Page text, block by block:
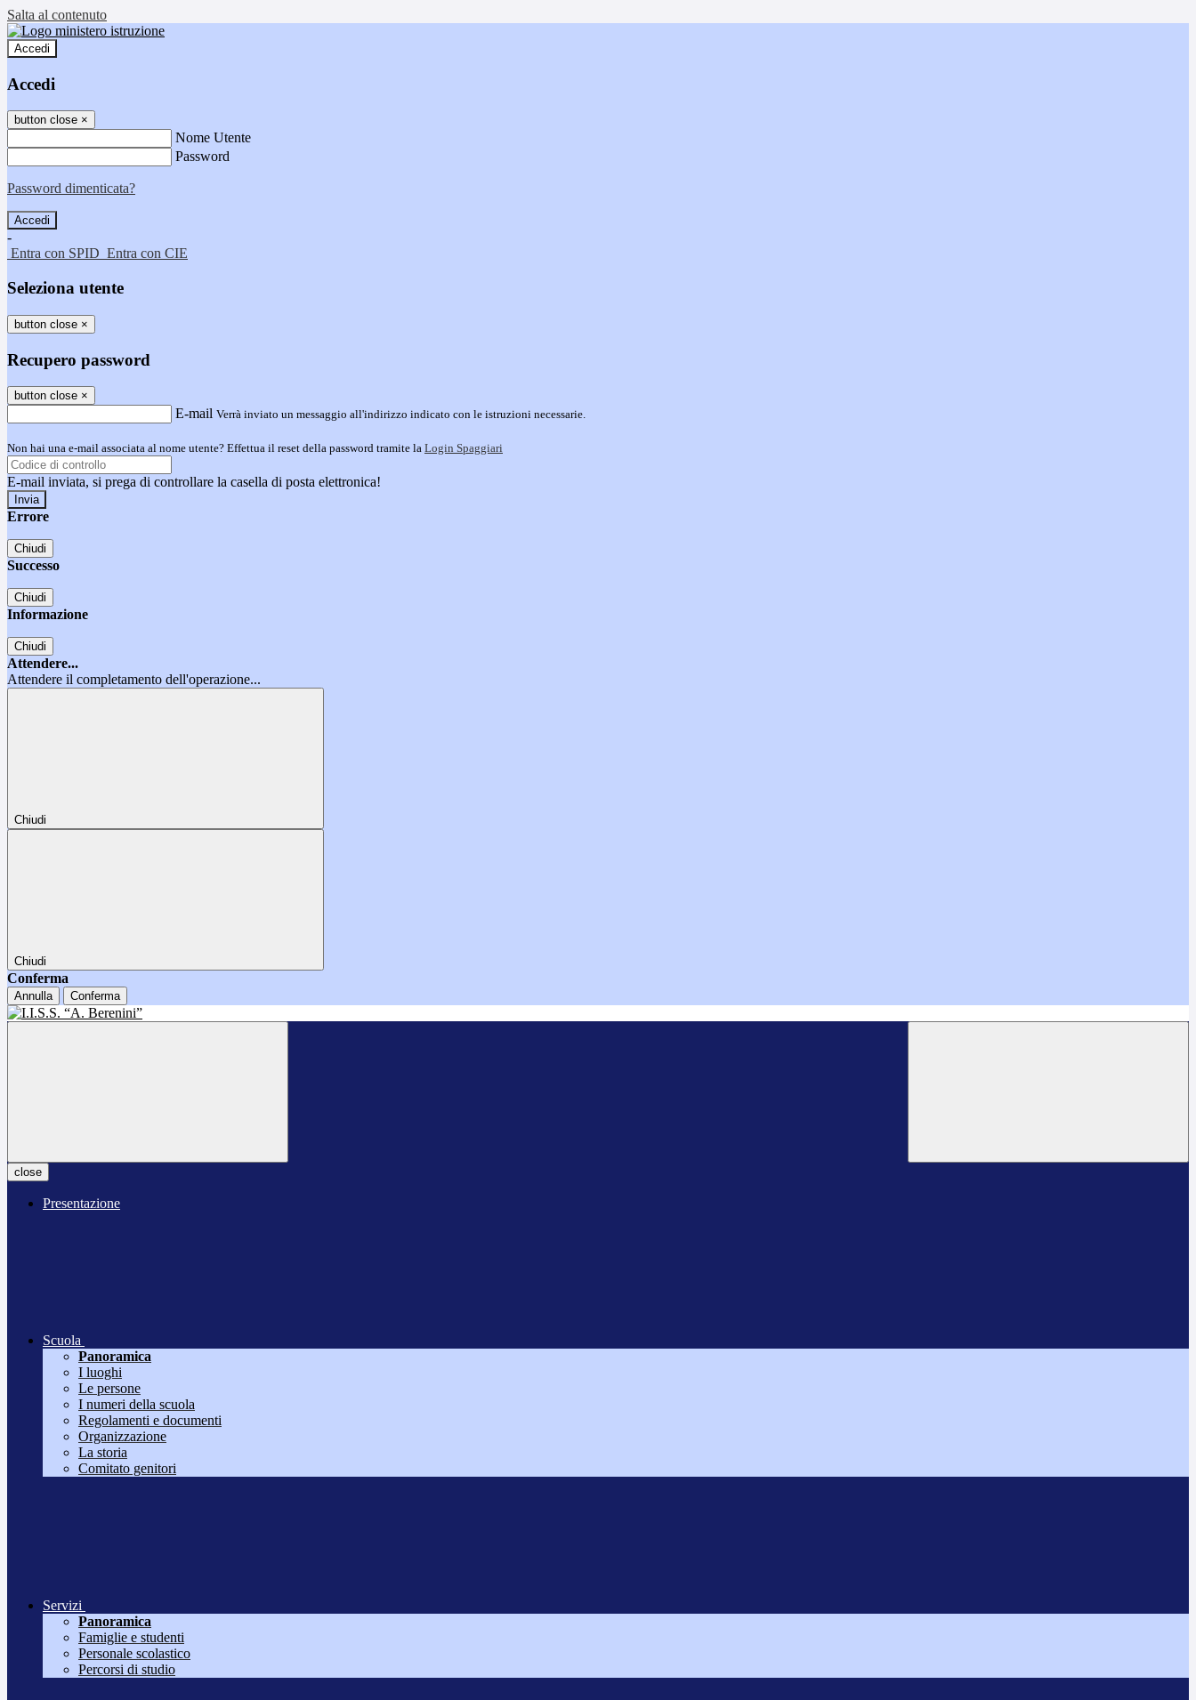
Salta al contenuto
Accedi
Accedi
button close ×
Nome Utente
Password
Password dimenticata?
-
Entra con SPID Entra con CIE
Seleziona utente
button close ×
Recupero password
button close ×
E-mail Verrà inviato un messaggio all'indirizzo indicato con le istruzioni necessarie.
Non hai una e-mail associata al nome utente? Effettua il reset della password tramite la Login Spaggiari
E-mail inviata, si prega di controllare la casella di posta elettronica!
Errore
Chiudi
Successo
Chiudi
Informazione
Chiudi
Attendere...
Attendere il completamento dell'operazione...
Chiudi
Chiudi
Conferma
Annulla Conferma
close
Presentazione
Scuola
Panoramica
I luoghi
Le persone
I numeri della scuola
Regolamenti e documenti
Organizzazione
La storia
Comitato genitori
Servizi
Panoramica
Famiglie e studenti
Personale scolastico
Percorsi di studio